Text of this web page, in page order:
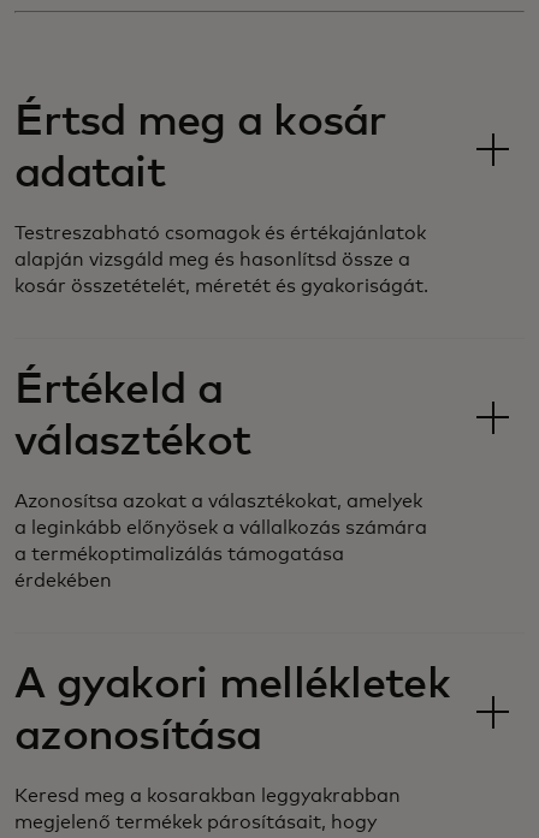
Értsd meg a kosár
adatait
Testreszabható csomagok és értékajánlatok
alapján vizsgáld meg és hasonlítsd össze a
kosár összetételét, méretét és gyakoriságát.
Értékeld a
választékot
Azonosítsa azokat a választékokat, amelyek
a leginkább előnyösek a vállalkozás számára
a termékoptimalizálás támogatása
érdekében
A gyakori mellékletek
azonosítása
Keresd meg a kosarakban leggyakrabban
megjelenő termékek párosításait, hogy